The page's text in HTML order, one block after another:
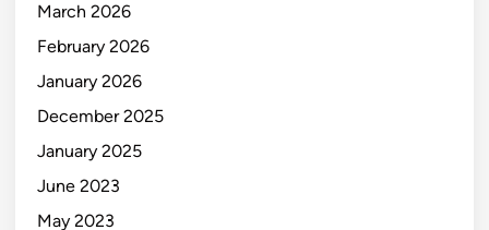
March 2026
February 2026
January 2026
December 2025
January 2025
June 2023
May 2023